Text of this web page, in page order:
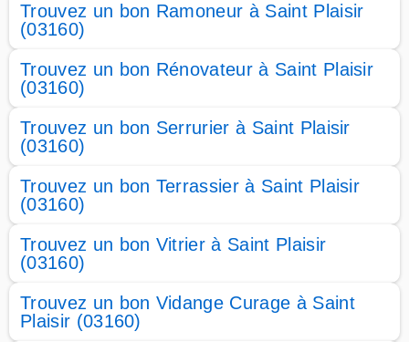
Trouvez un bon Ramoneur à Saint Plaisir
(03160)
Trouvez un bon Rénovateur à Saint Plaisir
(03160)
Trouvez un bon Serrurier à Saint Plaisir
(03160)
Trouvez un bon Terrassier à Saint Plaisir
(03160)
Trouvez un bon Vitrier à Saint Plaisir
(03160)
Trouvez un bon Vidange Curage à Saint
Plaisir (03160)